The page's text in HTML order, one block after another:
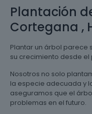
Plantación
Cortegana ,
Plantar un árbol parece
su crecimiento desde el
Nosotros no solo
la especie adecuada y
aseguramos que el
problemas en el futuro.